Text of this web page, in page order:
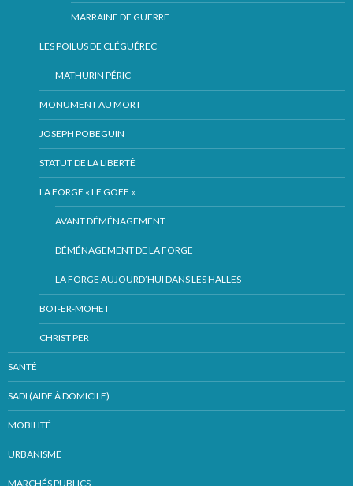
MARRAINE DE GUERRE
LES POILUS DE CLÉGUÉREC
MATHURIN PÉRIC
MONUMENT AU MORT
JOSEPH POBEGUIN
STATUT DE LA LIBERTÉ
LA FORGE « LE GOFF «
AVANT DÉMÉNAGEMENT
DÉMÉNAGEMENT DE LA FORGE
LA FORGE AUJOURD’HUI DANS LES HALLES
BOT-ER-MOHET
CHRIST PER
SANTÉ
SADI (AIDE À DOMICILE)
MOBILITÉ
URBANISME
MARCHÉS PUBLICS